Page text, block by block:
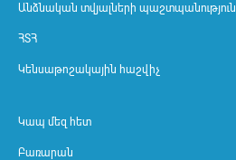
Անձնական տվյալների պաշտպանություն
ՀՏՀ
Կենսաթոշակային հաշվիչ
Կապ մեզ հետ
Բառարան